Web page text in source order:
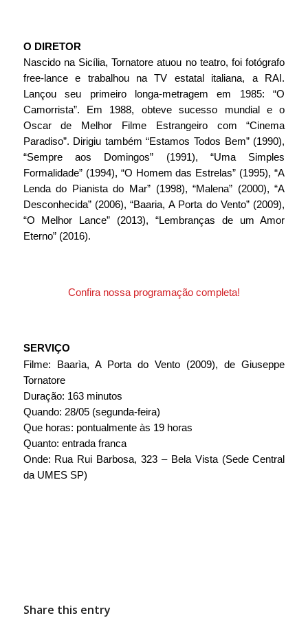
O DIRETOR
Nascido na Sicília, Tornatore atuou no teatro, foi fotógrafo
free-lance e trabalhou na TV estatal italiana, a RAI.
Lançou seu primeiro longa-metragem em 1985: “O
Camorrista”. Em 1988, obteve sucesso mundial e o
Oscar de Melhor Filme Estrangeiro com “Cinema
Paradiso”. Dirigiu também “Estamos Todos Bem” (1990),
“Sempre aos Domingos” (1991), “Uma Simples
Formalidade” (1994), “O Homem das Estrelas” (1995), “A
Lenda do Pianista do Mar” (1998), “Malena” (2000), “A
Desconhecida” (2006), “Baaria, A Porta do Vento” (2009),
“O Melhor Lance” (2013), “Lembranças de um Amor
Eterno” (2016).
Confira nossa programação completa!
SERVIÇO
Filme: Baarìa, A Porta do Vento (2009), de Giuseppe
Tornatore
Duração: 163 minutos
Quando: 28/05 (segunda-feira)
Que horas: pontualmente às 19 horas
Quanto: entrada franca
Onde: Rua Rui Barbosa, 323 – Bela Vista (Sede Central
da UMES SP)
Share this entry